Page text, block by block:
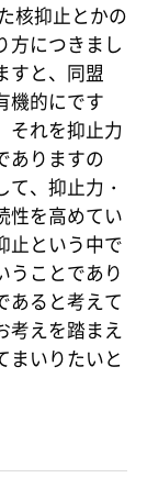
核抑止とかの
方につきまし
すと、同盟
機的にです
それを抑止力
ありますの
、抑止力・
性を高めてい
止という中で
うことであり
あると考えて
考えを踏まえ
まいりたいと